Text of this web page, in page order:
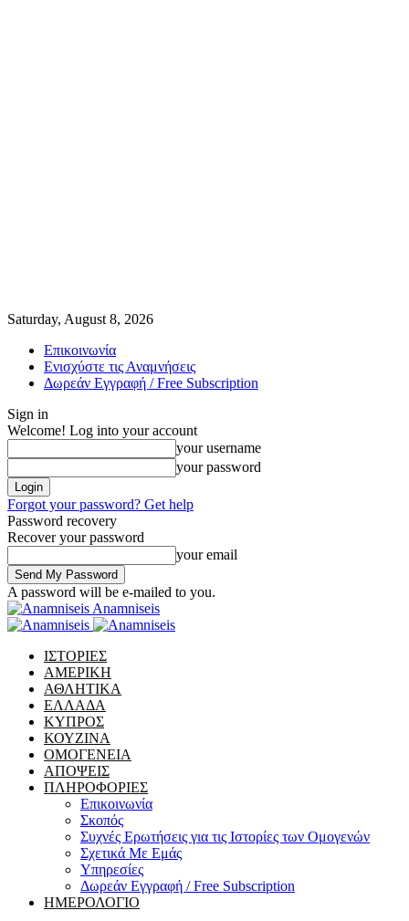
Saturday, August 8, 2026
Επικοινωνία
Ενισχύστε τις Αναμνήσεις
Δωρεάν Εγγραφή / Free Subscription
Sign in
Welcome! Log into your account
your username
your password
Forgot your password? Get help
Password recovery
Recover your password
your email
A password will be e-mailed to you.
Anamniseis
ΙΣΤΟΡΙΕΣ
ΑΜΕΡΙΚΗ
ΑΘΛΗΤΙΚΑ
ΕΛΛΑΔΑ
ΚΥΠΡΟΣ
ΚΟΥΖΙΝΑ
ΟΜΟΓΕΝΕΙΑ
ΑΠΟΨΕΙΣ
ΠΛΗΡΟΦΟΡΙΕΣ
Επικοινωνία
Σκοπός
Συχνές Ερωτήσεις για τις Ιστορίες των Ομογενών
Σχετικά Με Εμάς
Υπηρεσίες
Δωρεάν Εγγραφή / Free Subscription
ΗΜΕΡΟΛΟΓΙΟ